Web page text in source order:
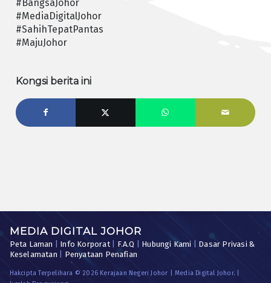
#BangsaJohor
#MediaDigitalJohor
#SahihTepatPantas
#MajuJohor
Kongsi berita ini
MEDIA DIGITAL JOHOR
Peta Laman Info Korporat| F.A.Q Hubungi Kami
Dasar Privasi &
Keselamatan
Penyataan Penafian
Hakcipta Terpelihara © 2026 Kerajaan Negeri Johor | Media Digital Johor. |